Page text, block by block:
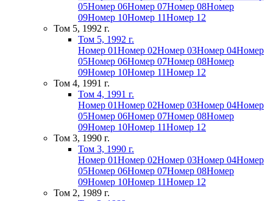
05Номер 06Номер 07Номер 08Номер
09Номер 10Номер 11Номер 12
Том 5, 1992 г.
Том 5, 1992 г.
Номер 01Номер 02Номер 03Номер 04Номер
05Номер 06Номер 07Номер 08Номер
09Номер 10Номер 11Номер 12
Том 4, 1991 г.
Том 4, 1991 г.
Номер 01Номер 02Номер 03Номер 04Номер
05Номер 06Номер 07Номер 08Номер
09Номер 10Номер 11Номер 12
Том 3, 1990 г.
Том 3, 1990 г.
Номер 01Номер 02Номер 03Номер 04Номер
05Номер 06Номер 07Номер 08Номер
09Номер 10Номер 11Номер 12
Том 2, 1989 г.